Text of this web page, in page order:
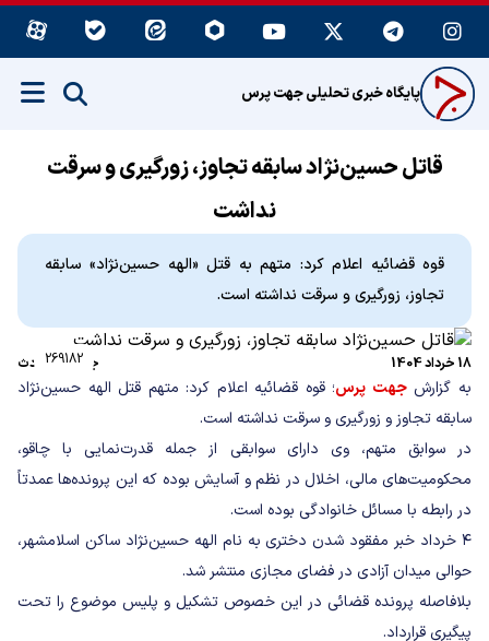
پایگاه خبری تحلیلی جهت پرس
قاتل حسین‌نژاد سابقه تجاوز، زورگیری و سرقت
نداشت
قوه قضائیه اعلام کرد: متهم به قتل «الهه حسین‌نژاد» سابقه
تجاوز، زورگیری و سرقت نداشته است.
269182 18 خرداد 1404 جامعه|حوادث
به گزارشجهت پرس؛ قوه قضائیه اعلام کرد: متهم قتل الهه حسین‌نژاد
سابقه تجاوز و زورگیری و سرقت نداشته است.
در سوابق متهم، وی دارای سوابقی از جمله قدرت‌نمایی با چاقو،
محکومیت‌های مالی، اخلال در نظم و آسایش بوده که این پرونده‌ها عمدتاً
در رابطه با مسائل خانوادگی بوده است.
۴ خرداد خبر مفقود شدن دختری به نام الهه حسین‌نژاد ساکن اسلامشهر،
حوالی میدان آزادی در فضای مجازی منتشر شد.
بلافاصله پرونده قضائی در این خصوص تشکیل و پلیس موضوع را تحت
پیگیری قرارداد.